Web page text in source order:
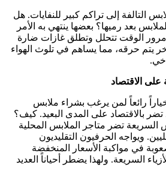
التالفة إلى تراكم كبير للنفايات. هل
بعد رميها؟ بعضها ينتهي به الأمر
الوقت تتحلل وتطلق غازات ضارة
يتم حرقه، مما يساهم في تلوث الهواء
على الاقتصاد
رائعاً لمن يرغب بشراء ملابس
تضر بالاقتصاد على المدى البعيد. كيف؟
السريعة تضر متاجر الملابس المحلية
ويواجه الحرفيون التقليديون
في مواكبة الأسعار المنخفضة
السريعة. ولهذا يضطر أحياناً العديد